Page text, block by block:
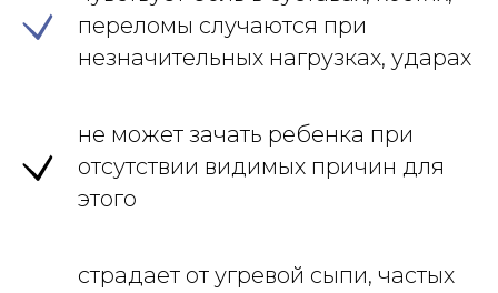
переломы случаются при
незначительных нагрузках, ударах
не может зачать ребенка при
отсутствии видимых причин для
этого
страдает от угревой сыпи, частых